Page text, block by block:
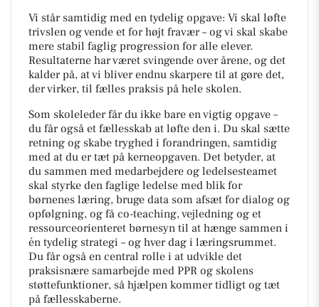
Vi står samtidig med en tydelig opgave: Vi skal løfte
trivslen og vende et for højt fravær – og vi skal skabe
mere stabil faglig progression for alle elever.
Resultaterne har været svingende over årene, og det
kalder på, at vi bliver endnu skarpere til at gøre det,
der virker, til fælles praksis på hele skolen.
Som skoleleder får du ikke bare en vigtig opgave –
du får også et fællesskab at løfte den i. Du skal sætte
retning og skabe tryghed i forandringen, samtidig
med at du er tæt på kerneopgaven. Det betyder, at
du sammen med medarbejdere og ledelsesteamet
skal styrke den faglige ledelse med blik for
børnenes læring, bruge data som afsæt for dialog og
opfølgning, og få co-teaching, vejledning og et
ressourceorienteret børnesyn til at hænge sammen i
én tydelig strategi – og hver dag i læringsrummet.
Du får også en central rolle i at udvikle det
praksisnære samarbejde med PPR og skolens
støttefunktioner, så hjælpen kommer tidligt og tæt
på fællesskaberne.